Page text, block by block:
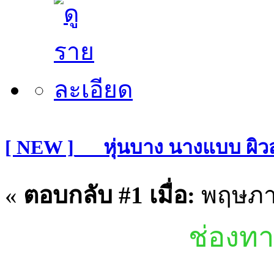
[ NEW ]___หุ่นบาง นางแบบ ผิ
« ตอบกลับ #1 เมื่อ: พฤษภา
ช่องท